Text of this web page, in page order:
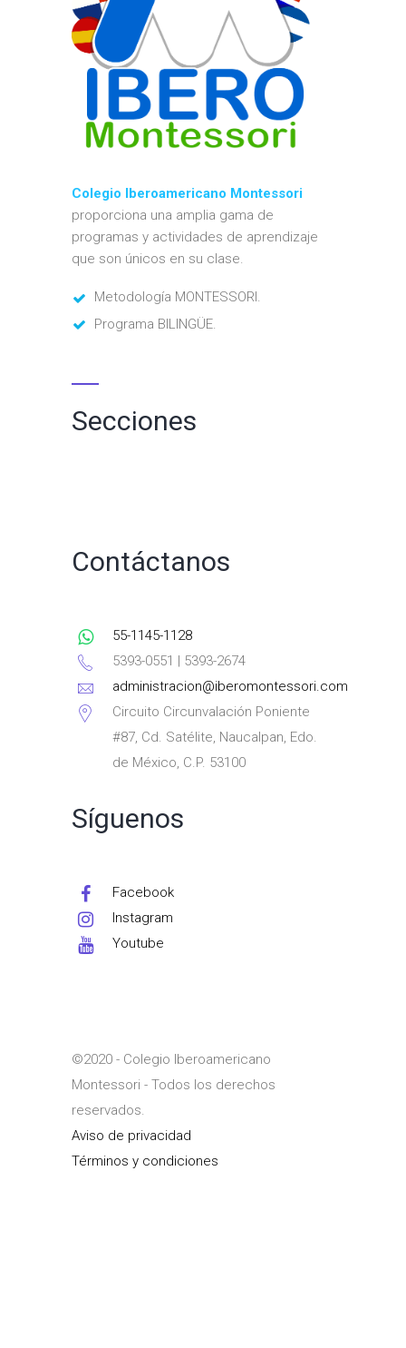
Colegio Iberoamericano Montessori
proporciona una amplia gama de
programas y actividades de aprendizaje
que son únicos en su clase.
Metodología MONTESSORI.
Programa BILINGÜE.
Secciones
Contáctanos
55-1145-1128
5393-0551 | 5393-2674
administracion@iberomontessori.com
Circuito Circunvalación Poniente
#87, Cd. Satélite, Naucalpan, Edo.
de México, C.P. 53100
Síguenos
Facebook
Instagram
Youtube
©2020 - Colegio Iberoamericano
Montessori - Todos los derechos
reservados.
Aviso de privacidad
Términos y condiciones